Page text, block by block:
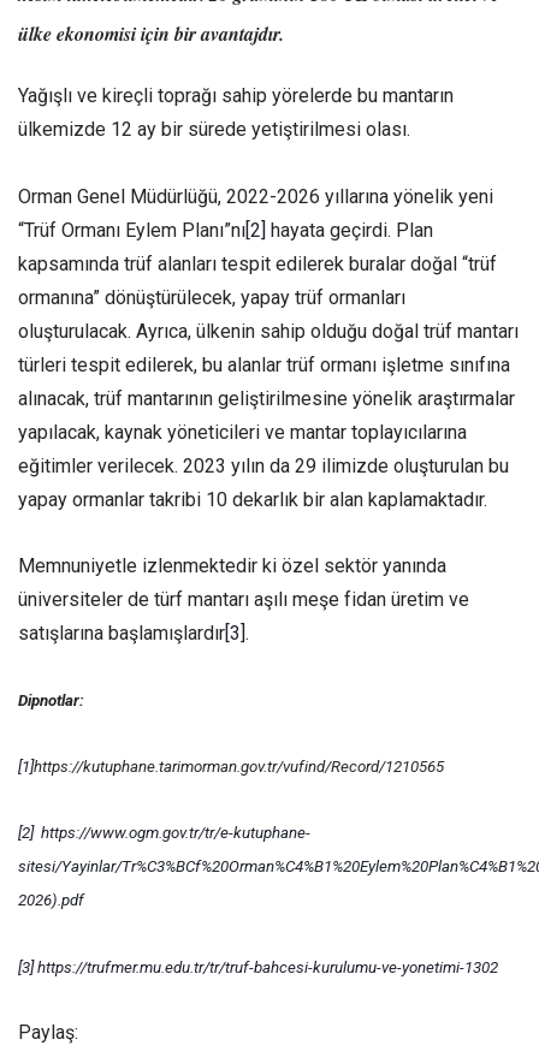
ülke ekonomisi için bir avantajdır.
Yağışlı ve kireçli toprağı sahip yörelerde bu mantarın
ülkemizde 12 ay bir sürede yetiştirilmesi olası.
Orman Genel Müdürlüğü, 2022-2026 yıllarına yönelik yeni
“Trüf Ormanı Eylem Planı”nı[2] hayata geçirdi. Plan
kapsamında trüf alanları tespit edilerek buralar doğal “trüf
ormanına” dönüştürülecek, yapay trüf ormanları
oluşturulacak. Ayrıca, ülkenin sahip olduğu doğal trüf mantarı
türleri tespit edilerek, bu alanlar trüf ormanı işletme sınıfına
alınacak, trüf mantarının geliştirilmesine yönelik araştırmalar
yapılacak, kaynak yöneticileri ve mantar toplayıcılarına
eğitimler verilecek. 2023 yılın da 29 ilimizde oluşturulan bu
yapay ormanlar takribi 10 dekarlık bir alan kaplamaktadır.
Memnuniyetle izlenmektedir ki özel sektör yanında
üniversiteler de türf mantarı aşılı meşe fidan üretim ve
satışlarına başlamışlardır[3].
Dipnotlar:
[1]https://kutuphane.tarimorman.gov.tr/vufind/Record/1210565
[2] https://www.ogm.gov.tr/tr/e-kutuphane-
sitesi/Yayinlar/
2026).pdf
[3] https://trufmer.mu.edu.tr/tr/truf-bahcesi-kurulumu-ve-yonetimi-1302
Paylaş: